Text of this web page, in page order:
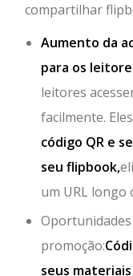
compartilhar
Aumento da
para os
leitores
facilmente.
código QR e
seu flipbook,
um URL longo
promoção:
seus